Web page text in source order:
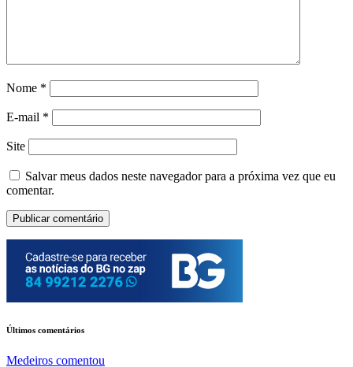
Nome *
E-mail *
Site
Salvar meus dados neste navegador para a próxima vez que eu
comentar.
Últimos comentários
Medeiros comentou